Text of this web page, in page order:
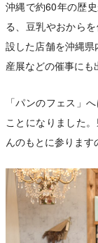
沖縄で約60年の歴
る、豆乳やおから
設した店舗を沖縄
産展などの催事にも
「パンのフェス」
ことになりました
んのもとに参ります